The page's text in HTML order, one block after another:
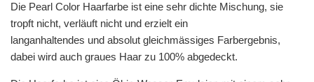
Die Pearl Color Haarfarbe ist eine sehr dichte Mischung, sie
tropft nicht, verläuft nicht und erzielt ein
langanhaltendes und absolut gleichmässiges Farbergebnis,
dabei wird auch graues Haar zu 100% abgedeckt.